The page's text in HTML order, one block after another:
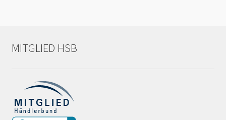
MITGLIED HSB